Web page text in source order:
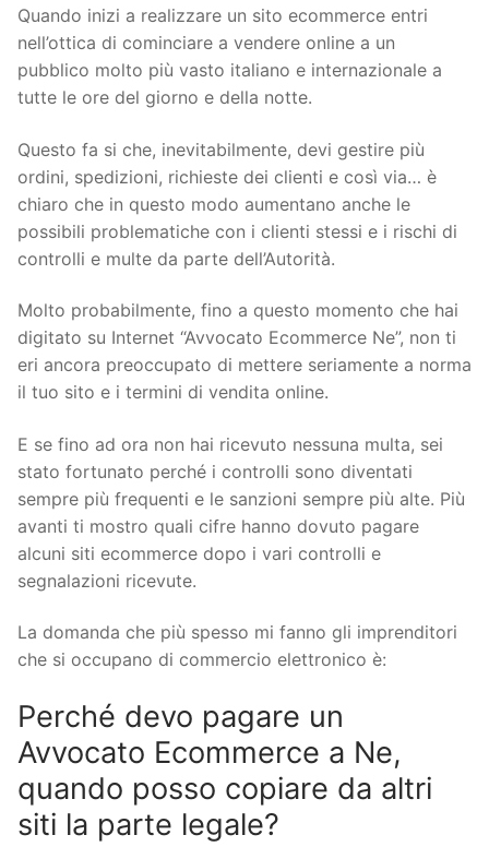
Quando inizi a realizzare un sito ecommerce entri
nell’ottica di cominciare a vendere online a un
pubblico molto più vasto italiano e internazionale a
tutte le ore del giorno e della notte.
Questo fa si che, inevitabilmente, devi gestire più
ordini, spedizioni, richieste dei clienti e così via… è
chiaro che in questo modo aumentano anche le
possibili problematiche con i clienti stessi e i rischi di
controlli e multe da parte dell’Autorità.
Molto probabilmente, fino a questo momento che hai
digitato su Internet “Avvocato Ecommerce Ne”, non ti
eri ancora preoccupato di mettere seriamente a norma
il tuo sito e i termini di vendita online.
E se fino ad ora non hai ricevuto nessuna multa, sei
stato fortunato perché i controlli sono diventati
sempre più frequenti e le sanzioni sempre più alte. Più
avanti ti mostro quali cifre hanno dovuto pagare
alcuni siti ecommerce dopo i vari controlli e
segnalazioni ricevute.
La domanda che più spesso mi fanno gli imprenditori
che si occupano di commercio elettronico è:
Perché devo pagare un
Avvocato Ecommerce a Ne,
quando posso copiare da altri
siti la parte legale?